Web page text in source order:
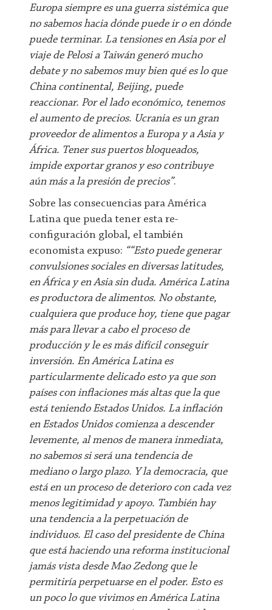
Europa siempre es una guerra sistémica que
no sabemos hacia dónde puede ir o en dónde
puede terminar. La tensiones en Asia por el
viaje de Pelosi a Taiwán generó mucho
debate y no sabemos muy bien qué es lo que
China continental, Beijing, puede
reaccionar. Por el lado económico, tenemos
el aumento de precios. Ucrania es un gran
proveedor de alimentos a Europa y a Asia y
África. Tener sus puertos bloqueados,
impide exportar granos y eso contribuye
aún más a la presión de precios”.
Sobre las consecuencias para América
Latina que pueda tener esta re-
configuración global, el también
economista expuso: ““Esto puede generar
convulsiones sociales en diversas latitudes,
en África y en Asia sin duda. América Latina
es productora de alimentos. No obstante,
cualquiera que produce hoy, tiene que pagar
más para llevar a cabo el proceso de
producción y le es más difícil conseguir
inversión. En América Latina es
particularmente delicado esto ya que son
países con inflaciones más altas que la que
está teniendo Estados Unidos. La inflación
en Estados Unidos comienza a descender
levemente, al menos de manera inmediata,
no sabemos si será una tendencia de
mediano o largo plazo. Y la democracia, que
está en un proceso de deterioro con cada vez
menos legitimidad y apoyo. También hay
una tendencia a la perpetuación de
individuos. El caso del presidente de China
que está haciendo una reforma institucional
jamás vista desde Mao Zedong que le
permitiría perpetuarse en el poder. Esto es
un poco lo que vivimos en América Latina